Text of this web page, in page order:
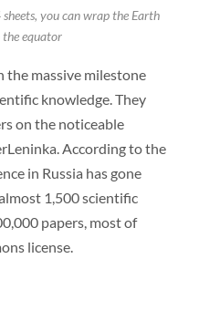
you can wrap the Earth
the equator
the massive milestone
knowledge. They
on the noticeable
According to the
in Russia has gone
1,500 scientific
papers, most of
license.